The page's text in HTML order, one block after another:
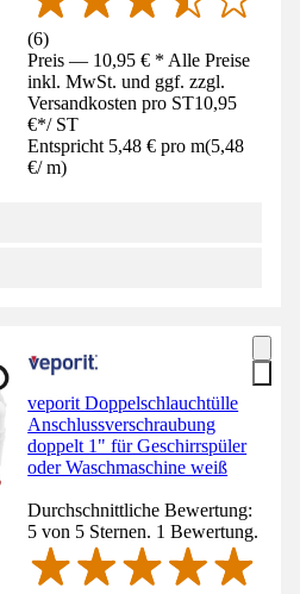
(6)
Preis — 10,95 € * Alle Preise
inkl. MwSt. und ggf. zzgl.
Versandkosten pro ST10,95
€*/ ST
Entspricht 5,48 € pro m(5,48
€/ m)
veporit Doppelschlauchtülle
Anschlussverschraubung
doppelt 1" für Geschirrspüler
oder Waschmaschine weiß
Durchschnittliche Bewertung:
5 von 5 Sternen. 1 Bewertung.